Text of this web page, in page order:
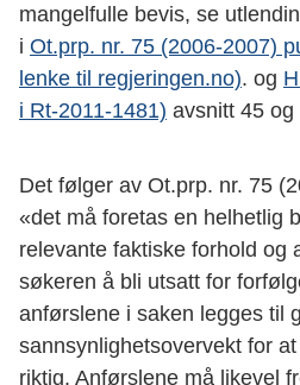
mangelfulle bevis, se
i Ot.prp. nr. 75 (2006-2007)
lenke til regjeringen.no). og
i Rt-2011-1481) avsnitt 45 og
Det følger av Ot.prp. nr. 75
«det må foretas en helhetlig
relevante faktiske forhold og
søkeren å bli utsatt for
anførslene i saken legges til
sannsynlighetsovervekt for
riktig. Anførslene må likevel